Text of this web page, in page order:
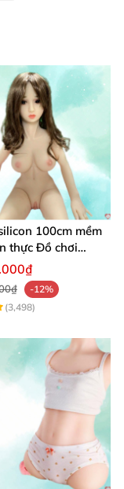
100cm mềm
thực Đồ chơi
cao cấp
-12%
(3,498)